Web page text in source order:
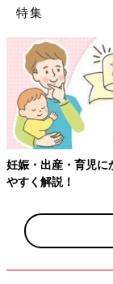
特集
児にかかる費用やも